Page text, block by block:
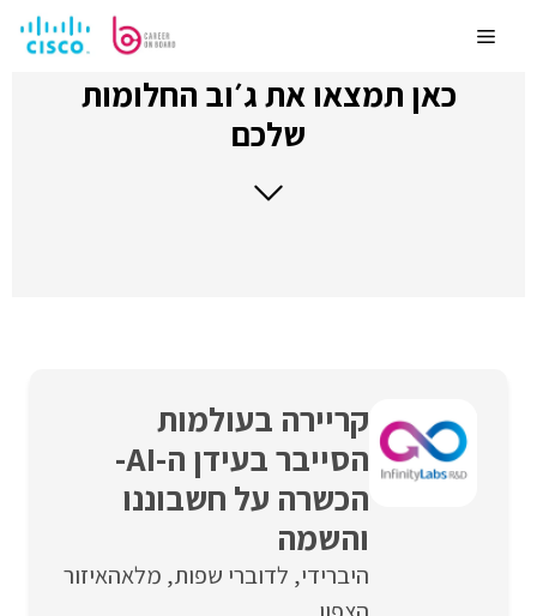
לתוכןMenu
כאן תמצאו את ג׳וב החלומות
שלכם
קריירה בעולמות
הסייבר בעידן ה-AI-
הכשרה על חשבוננו
והשמה
היברידי לדוברי שפות מלאהאיזור